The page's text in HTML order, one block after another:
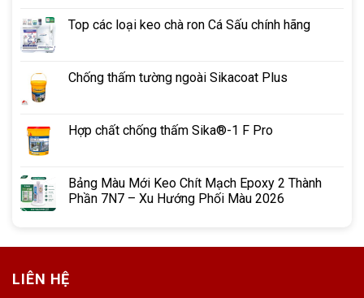
Top các loại keo chà ron Cá Sấu chính hãng
Chống thấm tường ngoài Sikacoat Plus
Hợp chất chống thấm Sika®-1 F Pro
Bảng Màu Mới Keo Chít Mạch Epoxy 2 Thành
Phần 7N7 – Xu Hướng Phối Màu 2026
LIÊN HỆ